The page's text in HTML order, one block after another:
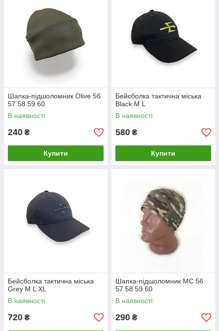
Шапка-підшоломник Olive 56
57 58 59 60
В наявності
240 ₴
Купити
Бейсболка тактична міська
Black M L
В наявності
580 ₴
Купити
Бейсболка тактична міська
Grey M L XL
В наявності
720 ₴
Шапка-підшоломник MC 56
57 58 59 60
В наявності
290 ₴